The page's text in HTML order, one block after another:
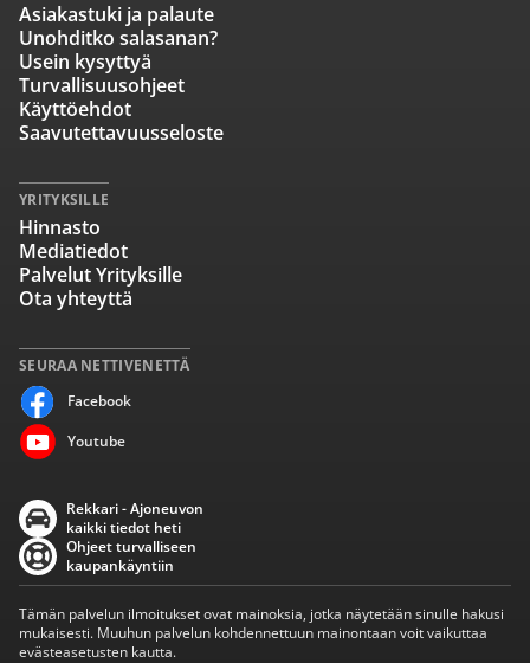
SEURAA NETTIVENETTÄ
Facebook
Youtube
Asiakastuki ja palaute
Unohditko salasanan?
Usein kysyttyä
Turvallisuusohjeet
Käyttöehdot
Saavutettavuusseloste
YRITYKSILLE
Hinnasto
Mediatiedot
Palvelut Yrityksille
Ota yhteyttä
Rekkari - Ajoneuvon
kaikki tiedot heti
Ohjeet turvalliseen
kaupankäyntiin
Tämän palvelun ilmoitukset ovat mainoksia, jotka näytetään sinulle hakusi
mukaisesti. Muuhun palvelun kohdennettuun mainontaan voit vaikuttaa
evästeasetusten kautta.